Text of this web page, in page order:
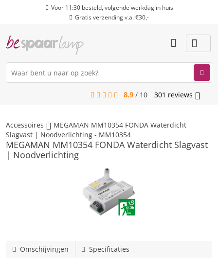
Voor 11:30 besteld, volgende werkdag in huis
Gratis verzending v.a. €30,-
8.9 / 10 301 reviews
Accessoires
MEGAMAN MM10354 FONDA Waterdicht
Slagvast | Noodverlichting - MM10354
MEGAMAN MM10354 FONDA Waterdicht Slagvast
| Noodverlichting
Omschijvingen Specificaties